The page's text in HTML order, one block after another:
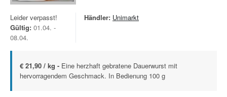
Leider verpasst!
Gültig: 01.04. -
08.04.
Händler: Unimarkt
€ 21,90 / kg - Eine herzhaft gebratene Dauerwurst mit
hervorragendem Geschmack. In Bedienung 100 g